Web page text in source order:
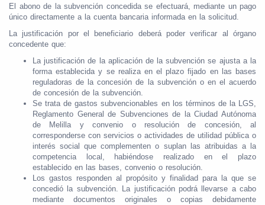
El abono de la subvención concedida se efectuará, mediante un pago
único directamente a la cuenta bancaria informada en la solicitud.
La justificación por el beneficiario deberá poder verificar al órgano
concedente que:
La justificación de la aplicación de la subvención se ajusta a la
forma establecida y se realiza en el plazo fijado en las bases
reguladoras de la concesión de la subvención o en el acuerdo
de concesión de la subvención.
Se trata de gastos subvencionables en los términos de la LGS,
Reglamento General de Subvenciones de la Ciudad Autónoma
de Melilla y convenio o resolución de concesión, al
corresponderse con servicios o actividades de utilidad pública o
interés social que complementen o suplan las atribuidas a la
competencia local, habiéndose realizado en el plazo
establecido en las bases, convenio o resolución.
Los gastos responden al propósito y finalidad para la que se
concedió la subvención. La justificación podrá llevarse a cabo
mediante documentos originales o copias debidamente